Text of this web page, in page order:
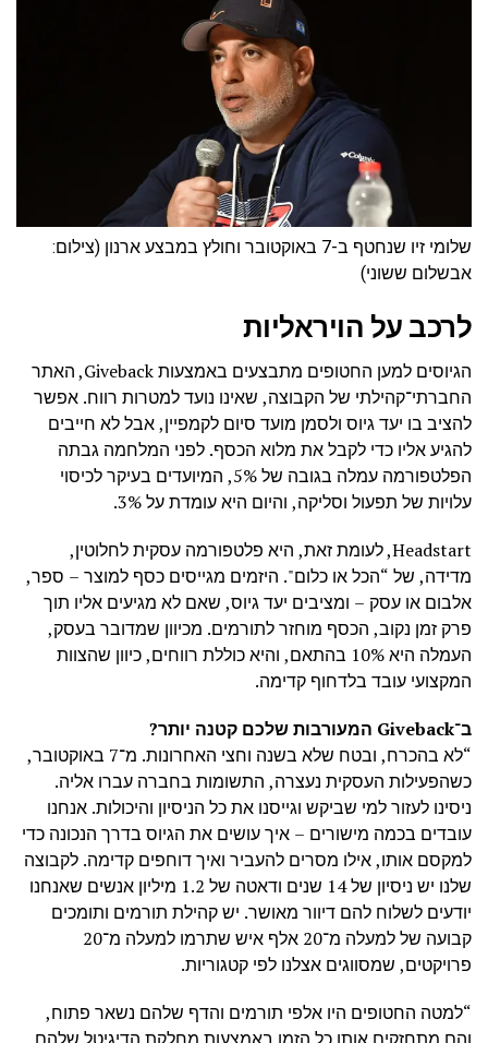
שלומי זיו שנחטף ב-7 באוקטובר וחולץ במבצע ארנון (צילום:
אבשלום ששוני)
לרכב על הויראליות
הגיוסים למען החטופים מתבצעים באמצעות Giveback, האתר
החברתי־קהילתי של הקבוצה, שאינו נועד למטרות רווח. אפשר
להציב בו יעד גיוס ולסמן מועד סיום לקמפיין, אבל לא חייבים
להגיע אליו כדי לקבל את מלוא הכסף. לפני המלחמה גבתה
הפלטפורמה עמלה בגובה של 5%, המיועדים בעיקר לכיסוי
עלויות של תפעול וסליקה, והיום היא עומדת על 3%.
Headstart, לעומת זאת, היא פלטפורמה עסקית לחלוטין,
מדידה, של “הכל או כלום". היזמים מגייסים כסף למוצר – ספר,
אלבום או עסק – ומציבים יעד גיוס, שאם לא מגיעים אליו תוך
פרק זמן נקוב, הכסף מוחזר לתורמים. מכיוון שמדובר בעסק,
העמלה היא 10% בהתאם, והיא כוללת רווחים, כיוון שהצוות
המקצועי עובד בלדחוף קדימה.
ב־Giveback המעורבות שלכם קטנה יותר?
“לא בהכרח, ובטח שלא בשנה וחצי האחרונות. מ־7 באוקטובר,
כשהפעילות העסקית נעצרה, התשומות בחברה עברו אליה.
ניסינו לעזור למי שביקש וגייסנו את כל הניסיון והיכולות. אנחנו
עובדים בכמה מישורים – איך עושים את הגיוס בדרך הנכונה כדי
למקסם אותו, אילו מסרים להעביר ואיך דוחפים קדימה. לקבוצה
שלנו יש ניסיון של 14 שנים ודאטה של 1.2 מיליון אנשים שאנחנו
יודעים לשלוח להם דיוור מאושר. יש קהילת תורמים ותומכים
קבועה של למעלה מ־20 אלף איש שתרמו למעלה מ־20
פרויקטים, שמסווגים אצלנו לפי קטגוריות.
“למטה החטופים היו אלפי תורמים והדף שלהם נשאר פתוח,